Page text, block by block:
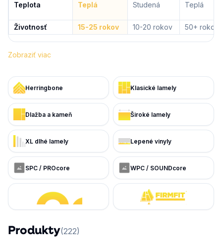
Teplota Teplá Studená Teplá
Životnosť 15-25 rokov 10-20 rokov 50+ rokov
Zobraziť viac
Herringbone Klasické lamely
Dlažba a kameň Široké lamely
XL dlhé lamely Lepené vinyly
SPC / PROcore WPC / SOUNDcore
Produkty(222)